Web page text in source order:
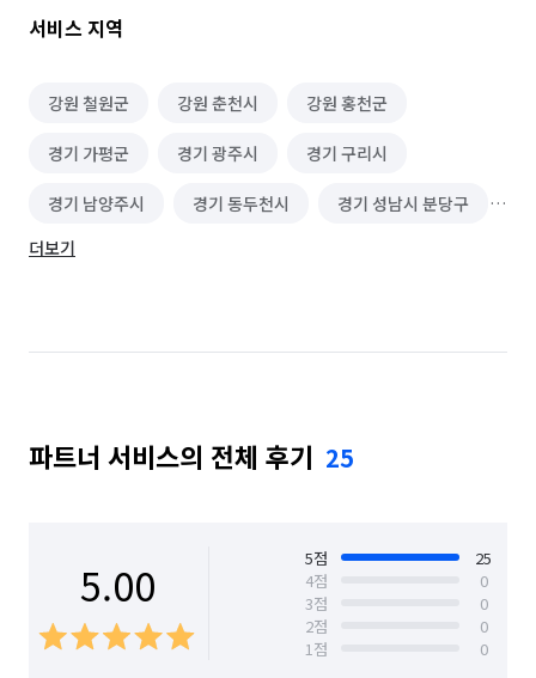
✨️ 인테리어청소: 구축.기준 인테리어를 진행한후 들어가기전
청소.도배 장판 제외 붙박이장.샷시.싱크대 펜트리등..
✨️ 곰팡이집: 반지하.전원주택.빈집으로 오래비워 습기로인한
✅ 이사청소: 구축/살던집 평당11.000원 ( 복층.다락등..
특이구조시 금액 추가
✅1.5룸//복층원룸 190.000원
※ 구조 오염에 따른 추가요금
1. 집안 과도한 쓰레기✨️
7. 집안 집기 이동식 청소✨️
8. 추가가전 에어컨.냉장고.오븐.식기세척기.✨️
9. 엘리베이터 사용이 불가능한 3층이상의 건물✨️
서비스 지역
강원 철원군 강원 춘천시 강원 홍천군
경기 가평군 경기 광주시 경기 구리시
경기 남양주시 경기 동두천시 경기 성남시 분당구
경기 성남시 수정구
경기 의정부시 경기 파주시 경기 포천시
서울 노원구 서울 도봉구 서울 성동구
더보기
파트너 서비스의 전체 후기 25
5.00 5점
25
4점
0
3점
0
2점
0
1점
0